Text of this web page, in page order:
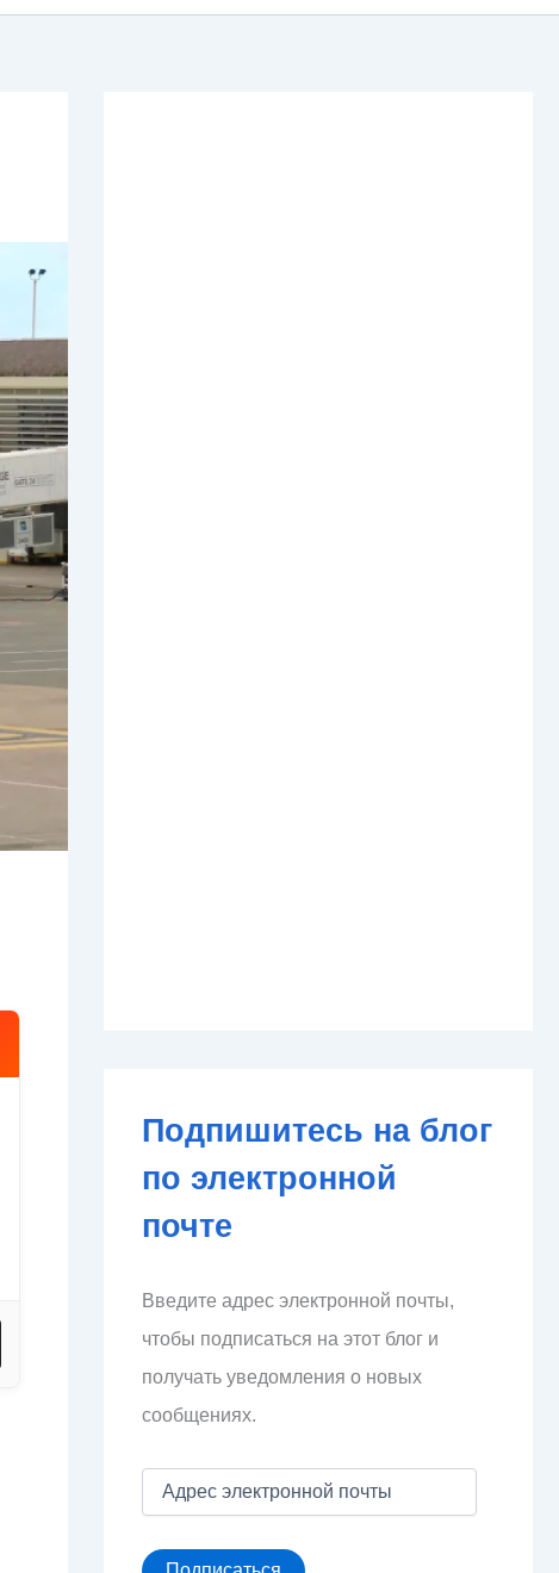
Подпишитесь на блог
по электронной
почте
Введите адрес электронной почты,
чтобы подписаться на этот блог и
получать уведомления о новых
сообщениях.
е